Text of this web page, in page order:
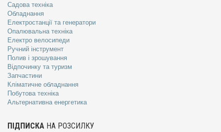
Садова техніка
Обладнання
Електростанції та генератори
Опалювальна техніка
Електро велосипеди
Ручний інструмент
Полив і зрошування
Відпочинку та туризм
Запчастини
Кліматичне обладнання
Побутова техніка
Альтернативна енергетика
ПІДПИСКА НА РОЗСИЛКУ